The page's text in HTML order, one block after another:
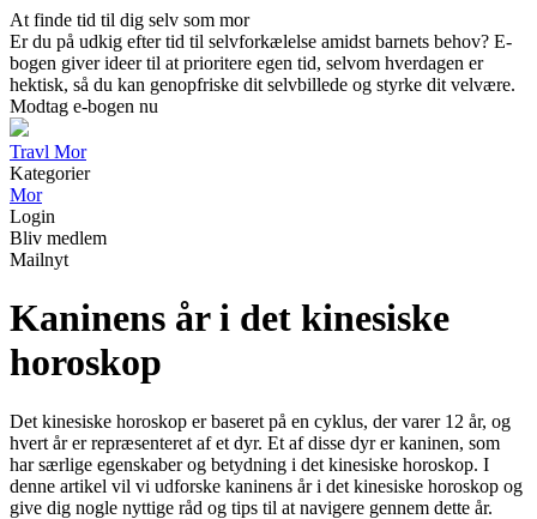
At finde tid til dig selv som mor
Er du på udkig efter tid til selvforkælelse amidst barnets behov? E-
bogen giver ideer til at prioritere egen tid, selvom hverdagen er
hektisk, så du kan genopfriske dit selvbillede og styrke dit velvære.
Modtag e-bogen nu
Travl Mor
Kategorier
Mor
Login
Bliv medlem
Mailnyt
Kaninens år i det kinesiske
horoskop
Det kinesiske horoskop er baseret på en cyklus, der varer 12 år, og
hvert år er repræsenteret af et dyr. Et af disse dyr er kaninen, som
har særlige egenskaber og betydning i det kinesiske horoskop. I
denne artikel vil vi udforske kaninens år i det kinesiske horoskop og
give dig nogle nyttige råd og tips til at navigere gennem dette år.